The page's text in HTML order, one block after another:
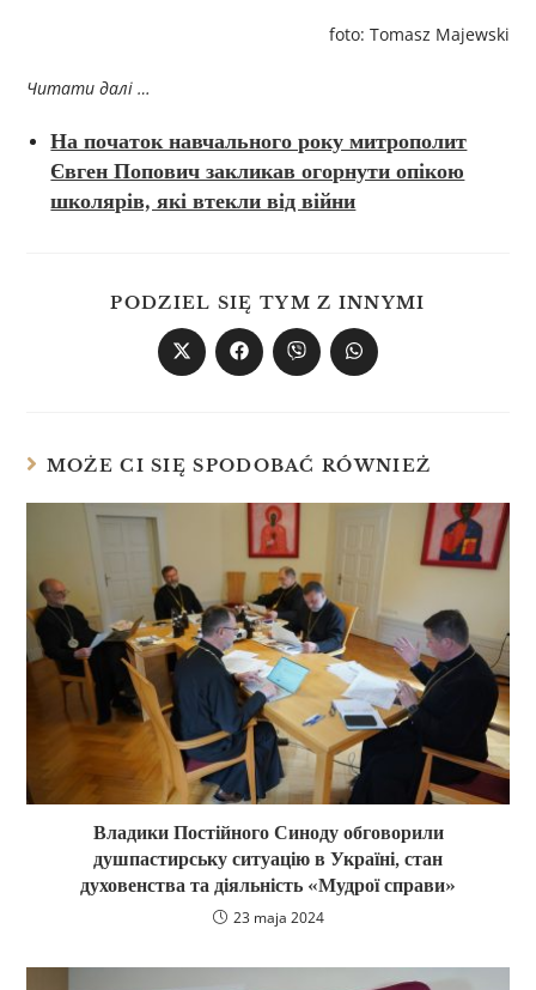
foto: Tomasz Majewski
Читати далі …
На початок навчального року митрополит
Євген Попович закликав огорнути опікою
школярів, які втекли від війни
PODZIEL SIĘ TYM Z INNYMI
MOŻE CI SIĘ SPODOBAĆ RÓWNIEŻ
Владики Постійного Синоду обговорили
душпастирську ситуацію в Україні, стан
духовенства та діяльність «Мудрої справи»
23 maja 2024